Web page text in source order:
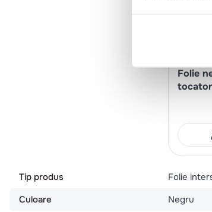
Folie
Tip produs Folie
Culoare
Negru